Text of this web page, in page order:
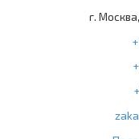
г.